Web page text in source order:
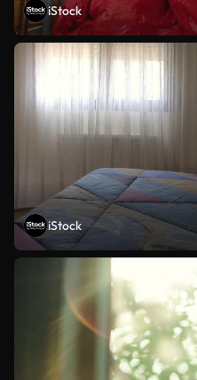
iStock
iStock